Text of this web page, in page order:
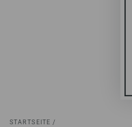
STARTSEITE /